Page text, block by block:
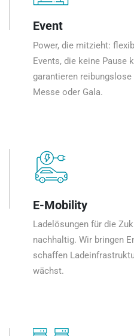
Event
Power, die mitzieht:
Events, die keine Pause
garantieren
Messe oder Gala.
E-Mobility
Ladelösungen für die
nachhaltig. Wir bringen
schaffen
wächst.